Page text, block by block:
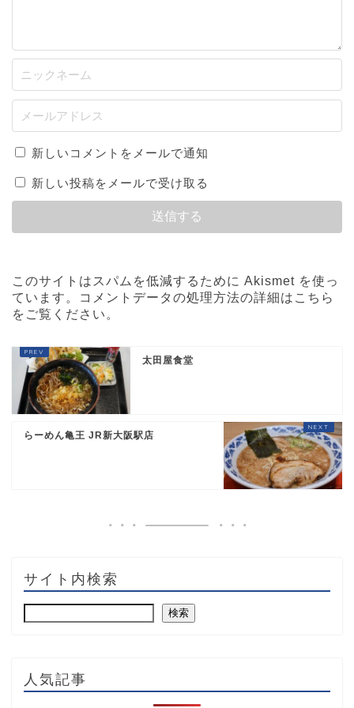
新しいコメントをメールで通知
新しい投稿をメールで受け取る
このサイトはスパムを低減するために Akismet を使っ
ています。
コメントデータの処理方法の詳細はこちら
をご覧ください 。
太田屋食堂
らーめん亀王 JR新大阪駅店
サイト内検索
検索
人気記事